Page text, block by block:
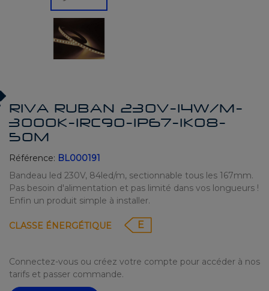
RIVA RUBAN 230V-14W/M-
3000K-IRC90-IP67-IK08-
50M
Référence: BL000191
Bandeau led 230V, 84led/m, sectionnable tous les 167mm.
Pas besoin d'alimentation et pas limité dans vos longueurs !
Enfin un produit simple à installer.
CLASSE ÉNERGÉTIQUE E
Connectez-vous ou créez votre compte pour accéder à nos
tarifs et passer commande.